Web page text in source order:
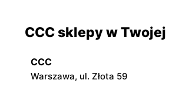
CCC sklepy w
CCC
Warszawa, ul. Złota 59